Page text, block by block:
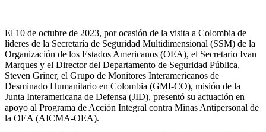
El 10 de octubre de 2023, por ocasión de la visita a Colombia de
líderes de la Secretaría de Seguridad Multidimensional (SSM) de la
Organización de los Estados Americanos (OEA), el Secretario Ivan
Marques y el Director del Departamento de Seguridad Pública,
Steven Griner, el Grupo de Monitores Interamericanos de
Desminado Humanitario en Colombia (GMI-CO), misión de la
Junta Interamericana de Defensa (JID), presentó su actuación en
apoyo al Programa de Acción Integral contra Minas Antipersonal de
la OEA (AICMA-OEA).